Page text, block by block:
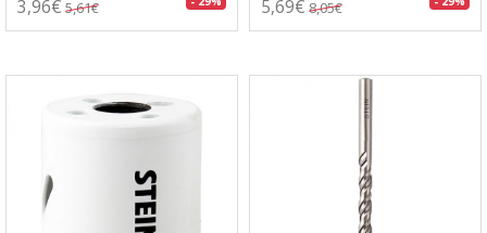
3,96€ 5,61€ 5,69€ 8,05€